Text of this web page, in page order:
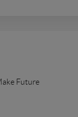
Future